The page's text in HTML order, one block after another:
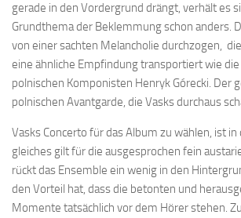
gerade in den Vordergrund drängt, verhält es
Grundthema der Beklemmung schon anders.
von einer sachten Melancholie durchzogen,
eine ähnliche Empfindung transportiert wie
polnischen Komponisten Henryk Górecki. Der
polnischen Avantgarde, die Vasks durchaus
Vasks Concerto für das Album zu wählen, ist in
gleiches gilt für die ausgesprochen fein
rückt das Ensemble ein wenig in den
den Vorteil hat, dass die betonten und
Momente tatsächlich vor dem Hörer stehen.